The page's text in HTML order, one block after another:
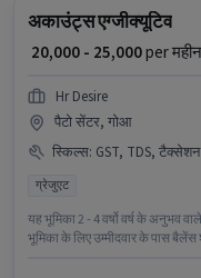
अकाउंट्स एग्जीक्यूटिव
₹ 20,000 - 25,000per
Hr Desire
पैटो सेंटर, गोआ
स्किल्स: GST, TDS,
ग्रेजुएट
यह भूमिका 2 - 4 वर्षो वर्ष के अनुभव
भूमिका के लिए उम्मीदवार के पास